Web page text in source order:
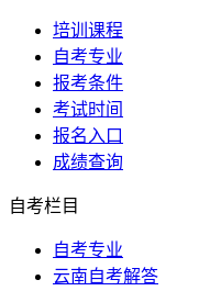
培训课程
自考专业
报考条件
考试时间
报名入口
成绩查询
自考栏目
自考专业
云南自考解答